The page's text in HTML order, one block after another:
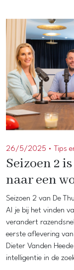
26/5/2025 • Tips
Seizoen 2
naar een
Seizoen 2 van De
AI je bij het vinden
verandert
eerste aflevering
Dieter Vanden
intelligentie in de